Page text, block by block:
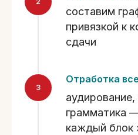
составим
привязкой к
сдачи
Отработка
грамматика
каждый блок